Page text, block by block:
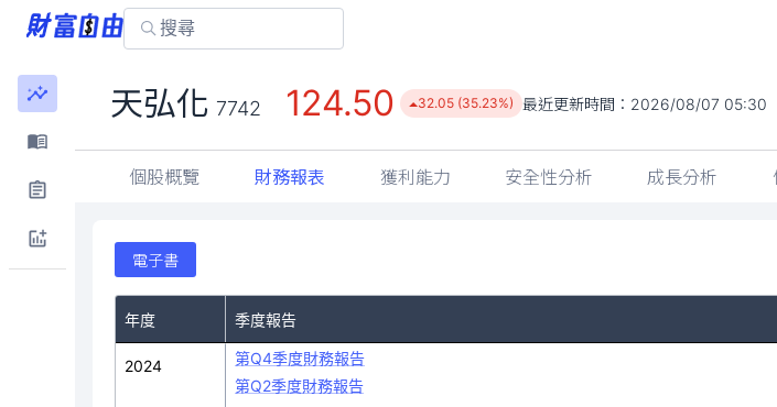
天弘化 7742 124.50 32.05 (35.23%) 最近更新時間： 2026/08/07 05:30
個股概覽 財務報表 獲利能力 安全性分析 成長分析
電子書
年度 季度報告
2024
第Q4季度財務報告
第Q2季度財務報告